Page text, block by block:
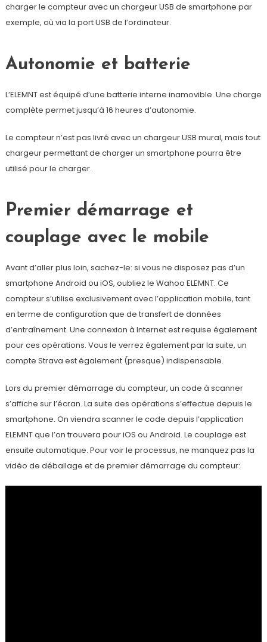
charger le compteur avec un chargeur USB de smartphone par
exemple, où via la port USB de l’ordinateur.
Autonomie et batterie
L’ELEMNT est équipé d’une batterie interne inamovible. Une charge
complète permet jusqu’à 16 heures d’autonomie.
Le compteur n’est pas livré avec un chargeur USB mural, mais tout
chargeur permettant de charger un smartphone pourra être
utilisé pour le charger.
Premier démarrage et
couplage avec le mobile
Avant d’aller plus loin, sachez-le: si vous ne disposez pas d’un
smartphone Android ou iOS, oubliez le Wahoo ELEMNT. Ce
compteur s’utilise exclusivement avec l’application mobile, tant
en terme de configuration que de transfert de données
d’entraînement. Une connexion à Internet est requise également
pour ces opérations. Vous le verrez également par la suite, un
compte Strava est également (presque) indispensable.
Lors du premier démarrage du compteur, un code à scanner
s’affiche sur l’écran. La suite des opérations s’effectue depuis le
smartphone. On viendra scanner le code depuis l’application
ELEMNT que l’on trouvera pour iOS ou Android. Le couplage est
ensuite automatique. Pour voir le processus, ne manquez pas la
vidéo de déballage et de premier démarrage du compteur: